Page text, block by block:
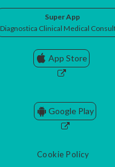
Super App
Diagnostica Clinical Medical
App Store
Google Play
Cookie Policy